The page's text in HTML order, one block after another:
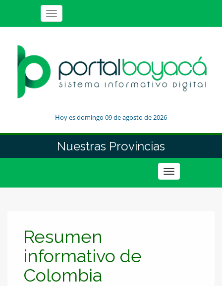
Toggle
navigation
Hoy es domingo 09 de agosto de 2026
Nuestras Provincias
Toggle
Resumen
informativo de
Colombia